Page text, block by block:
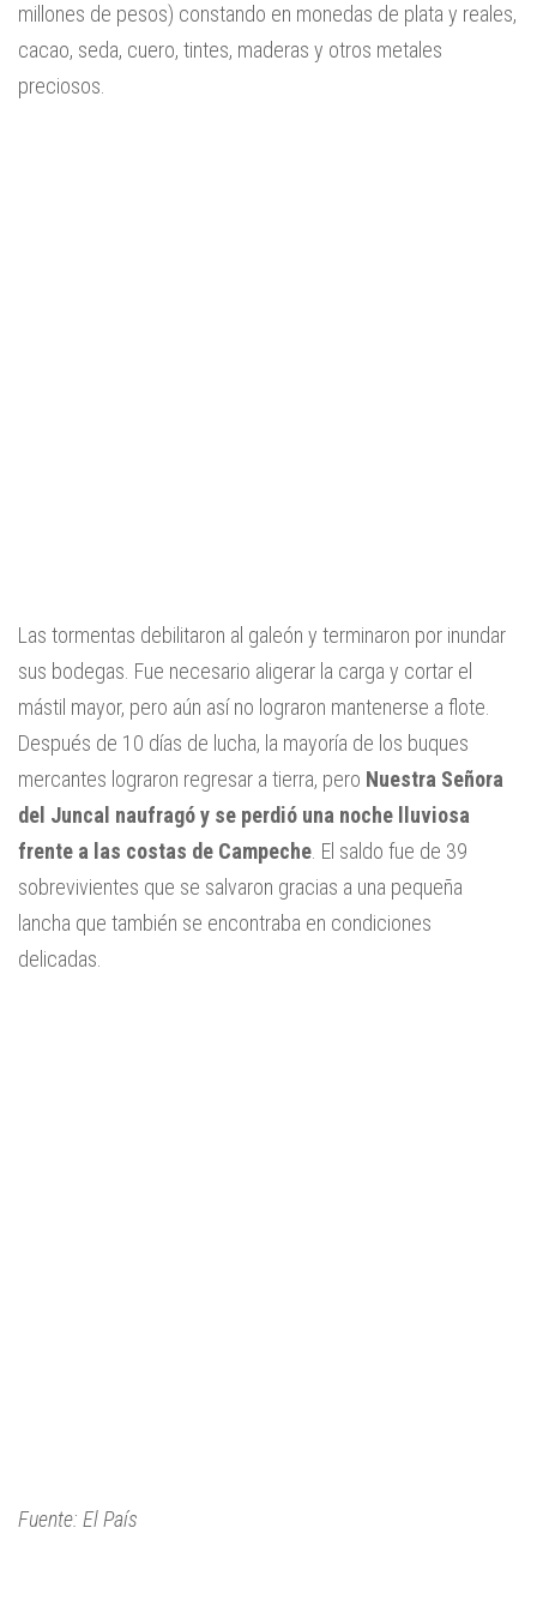
millones de pesos) constando en monedas de plata y reales,
cacao, seda, cuero, tintes, maderas y otros metales
preciosos.
Las tormentas debilitaron al galeón y terminaron por inundar
sus bodegas. Fue necesario aligerar la carga y cortar el
mástil mayor, pero aún así no lograron mantenerse a flote.
Después de 10 días de lucha, la mayoría de los buques
mercantes lograron regresar a tierra, pero Nuestra Señora
del Juncal naufragó y se perdió una noche lluviosa
frente a las costas de Campeche . El saldo fue de 39
sobrevivientes que se salvaron gracias a una pequeña
lancha que también se encontraba en condiciones
delicadas.
Fuente: El País